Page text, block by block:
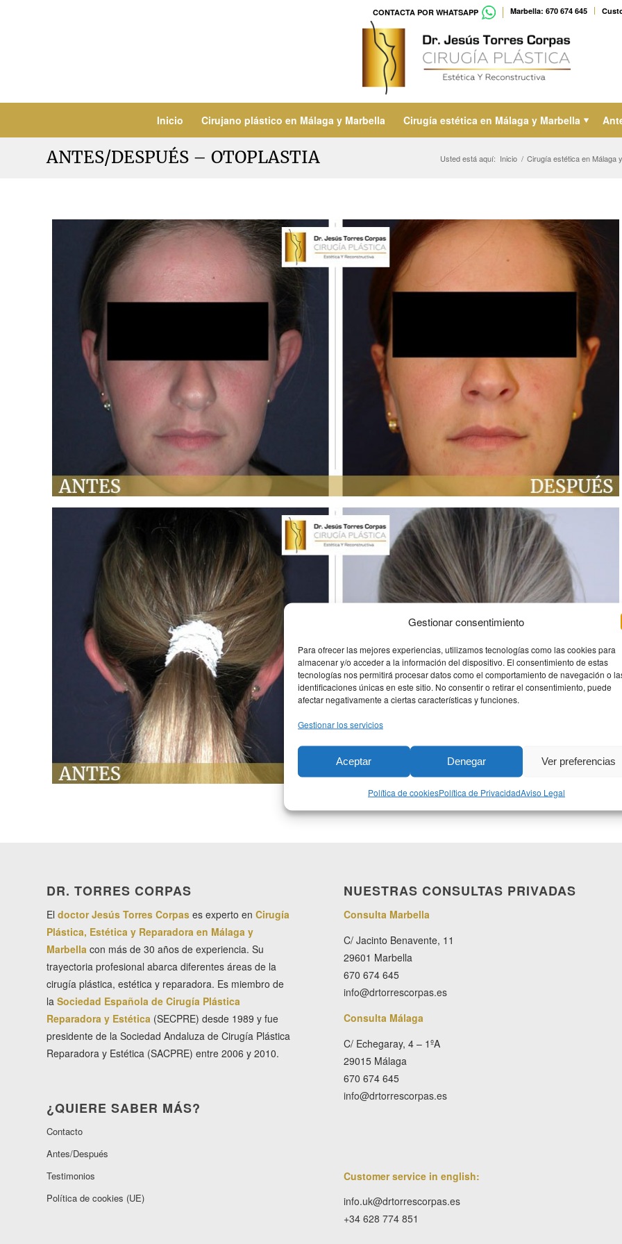
Gestionar consentimiento
Para ofrecer las mejores experiencias, utilizamos tecnologías como las cookies para
almacenar y/o acceder a la información del dispositivo. El consentimiento de estas
tecnologías nos permitirá procesar datos como el comportamiento de navegación o
identificaciones únicas en este sitio. No consentir o retirar el consentimiento, puede
afectar negativamente a ciertas características y funciones.
Gestionar los servicios
Aceptar Denegar Ver preferencias
Política de cookiesPolítica de PrivacidadAviso Legal
CONTACTA POR WHATSAPP Marbella: 670 674 645
Inicio Cirujano plástico en Málaga y Marbella Cirugía estética en Málaga y Marbella
ANTES/DESPUÉS – OTOPLASTIA Usted está aquí: Inicio / Cirugía estética en Málaga
DR. TORRES CORPAS
El doctor Jesús Torres Corpas es experto en Cirugía
Plástica, Estética y Reparadora en Málaga y
Marbella con más de 30 años de experiencia. Su
trayectoria profesional abarca diferentes áreas de la
cirugía plástica, estética y reparadora. Es miembro de
la Sociedad Española de Cirugía Plástica
Reparadora y Estética (SECPRE) desde 1989 y fue
presidente de la Sociedad Andaluza de Cirugía Plástica
Reparadora y Estética (SACPRE) entre 2006 y 2010.
¿QUIERE SABER MÁS?
Contacto
Antes/Después
Testimonios
Política de cookies (UE)
NUESTRAS CONSULTAS PRIVADAS
Consulta Marbella
C/ Jacinto Benavente, 11
29601 Marbella
670 674 645
info@drtorrescorpas.es
Consulta Málaga
C/ Echegaray, 4 – 1ºA
29015 Málaga
670 674 645
info@drtorrescorpas.es
Customer service in english:
info.uk@drtorrescorpas.es
+34 628 774 851